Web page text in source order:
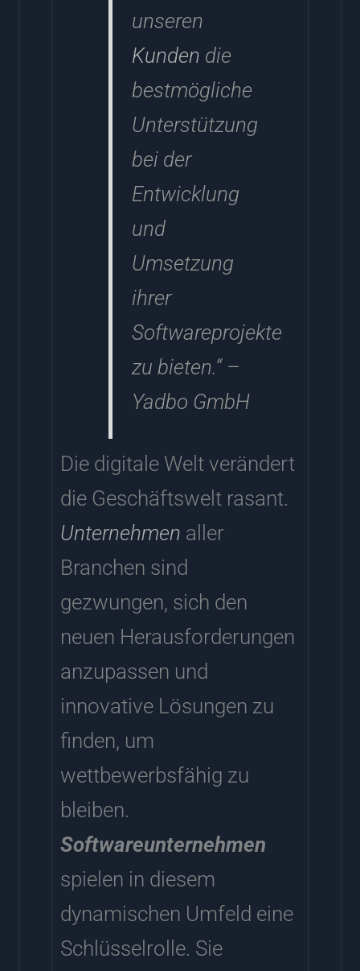
unseren
Kunden die
bestmögliche
Unterstützung
bei der
Entwicklung
und
Umsetzung
ihrer
Softwareprojekte
zu bieten.“ –
Yadbo GmbH
Die digitale Welt verändert
die Geschäftswelt rasant.
Unternehmen aller
Branchen sind
gezwungen, sich den
neuen Herausforderungen
anzupassen und
innovative Lösungen zu
finden, um
wettbewerbsfähig zu
bleiben.
Softwareunternehmen
spielen in diesem
dynamischen Umfeld eine
Schlüsselrolle. Sie